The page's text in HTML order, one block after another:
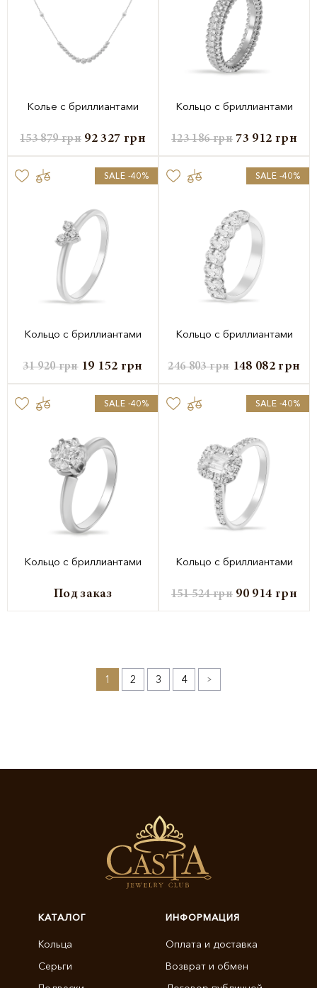
Колье с бриллиантами
153 879грн 92 327 грн
Кольцо с бриллиантами
123 186грн 73 912 грн
SALE -40%
Кольцо с бриллиантами
31 920грн 19 152 грн
SALE -40%
Кольцо с бриллиантами
246 803грн 148 082грн
SALE -40%
Кольцо с бриллиантами
Под заказ
SALE -40%
Кольцо с бриллиантами
151 524грн 90 914 грн
1 2 3 4 »
КАТАЛОГ
Кольца
Серьги
ИНФОРМАЦИЯ
Оплата и доставка
Возврат и обмен